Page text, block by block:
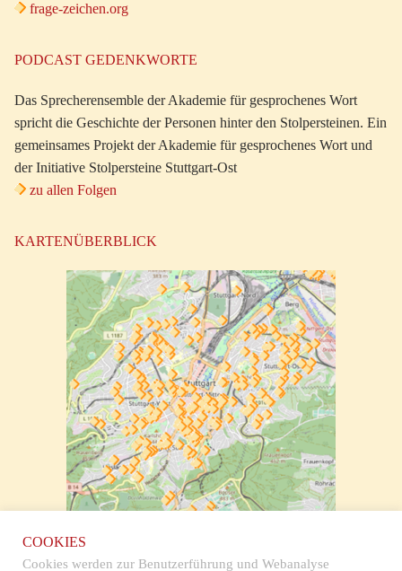
frage-zeichen.org
PODCAST GEDENKWORTE
Das Sprecherensemble der Akademie für gesprochenes Wort
spricht die Geschichte der Personen hinter den Stolpersteinen. Ein
gemeinsames Projekt der Akademie für gesprochenes Wort und
der Initiative Stolpersteine Stuttgart-Ost
zu allen Folgen
KARTENÜBERBLICK
COOKIES
Cookies werden zur Benutzerführung und Webanalyse